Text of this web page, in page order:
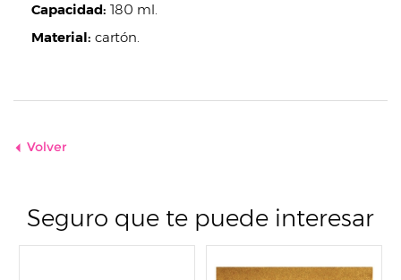
Capacidad: 180 ml.
Material: cartón.
Volver
Seguro que te puede interesar